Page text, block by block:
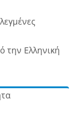
την Ελληνική